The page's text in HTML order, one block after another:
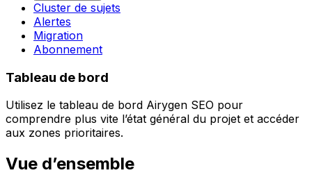
Cluster de sujets
Alertes
Migration
Abonnement
Tableau de bord
Utilisez le tableau de bord Airygen SEO pour
comprendre plus vite l’état général du projet et accéder
aux zones prioritaires.
Vue d’ensemble